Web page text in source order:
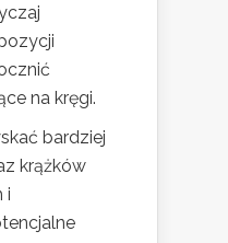
na kręgi.
bardziej
krążków
i